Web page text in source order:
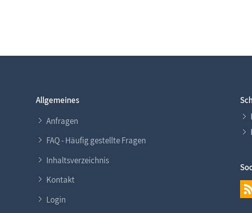
Allgemeines
Anfragen
FAQ - Häufig gestellte Fragen
Inhaltsverzeichnis
Kontakt
Login